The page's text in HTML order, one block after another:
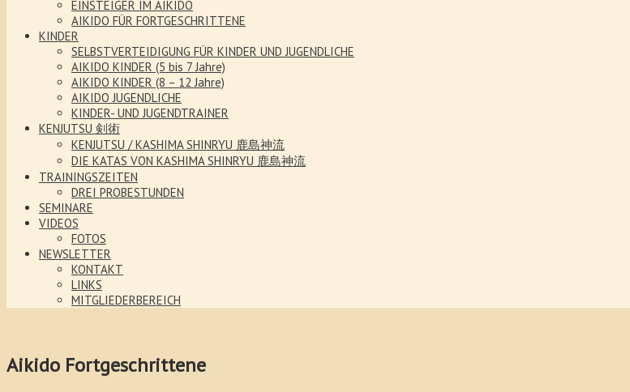
EINSTEIGER IM AIKIDO
AIKIDO FÜR FORTGESCHRITTENE
KINDER
SELBSTVERTEIDIGUNG FÜR KINDER UND JUGENDLICHE
AIKIDO KINDER (5 bis 7 Jahre)
AIKIDO KINDER (8 – 12 Jahre)
AIKIDO JUGENDLICHE
KINDER- UND JUGENDTRAINER
KENJUTSU 剣術
KENJUTSU / KASHIMA SHINRYU 鹿島神流
DIE KATAS VON KASHIMA SHINRYU 鹿島神流
TRAININGSZEITEN
DREI PROBESTUNDEN
SEMINARE
VIDEOS
FOTOS
NEWSLETTER
KONTAKT
LINKS
MITGLIEDERBEREICH
Aikido Fortgeschrittene